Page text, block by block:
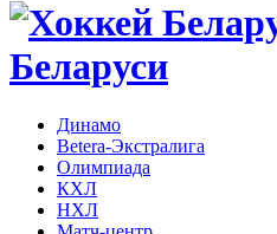
Беларуси
Динамо
Betera-Экстралига
Олимпиада
КХЛ
НХЛ